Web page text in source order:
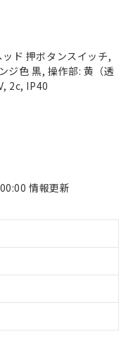
ド 押ボタンスイッチ,
ジ色 黒, 操作部: 黄（透
2c, IP40
情報更新